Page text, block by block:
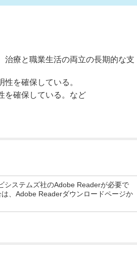
治療と職業生活の両立の長期的な支
を確保している。
を確保している。など
システムズ社のAdobe Readerが必要で
、Adobe Readerダウンロードページか